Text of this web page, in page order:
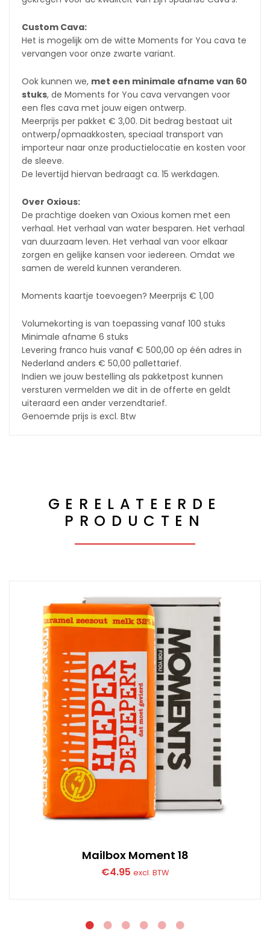
Custom Cava:
Het is mogelijk om de witte Moments for You cava te
vervangen voor onze zwarte variant.
Ook kunnen we, met een minimale afname van 60
stuks, de Moments for You cava vervangen voor
een fles cava met jouw eigen ontwerp.
Meerprijs per pakket € 3,00. Dit bedrag bestaat uit
ontwerp/opmaakkosten, speciaal transport van
importeur naar onze productielocatie en kosten voor
de sleeve.
De levertijd hiervan bedraagt ca. 15 werkdagen.
Over Oxious:
De prachtige doeken van Oxious komen met een
verhaal. Het verhaal van water besparen. Het verhaal
van duurzaam leven. Het verhaal van voor elkaar
zorgen en gelijke kansen voor iedereen. Omdat we
samen de wereld kunnen veranderen.
Moments kaartje toevoegen? Meerprijs € 1,00
Volumekorting is van toepassing vanaf 100 stuks
Minimale afname 6 stuks
Levering franco huis vanaf € 500,00 op één adres in
Nederland anders € 50,00 pallettarief.
Indien we jouw bestelling als pakketpost kunnen
versturen vermelden we dit in de offerte en geldt
uiteraard een ander verzendtarief.
Genoemde prijs is excl. Btw
GERELATEERDE
PRODUCTEN
Mailbox Moment 18
€4.95 excl. BTW